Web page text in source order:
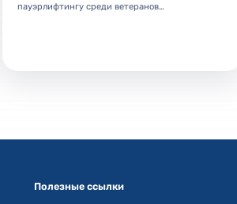
пауэрлифтингу среди ветеранов…
Полезные ссылки